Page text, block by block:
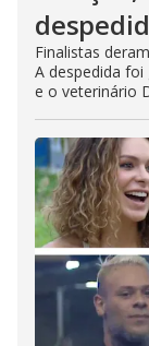
Finalistas
A despedida
e o veterinário